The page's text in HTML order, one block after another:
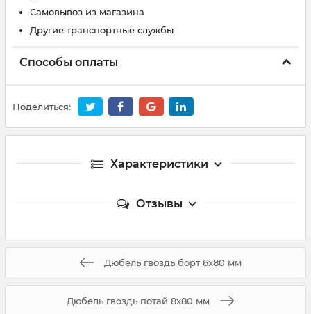
Самовывоз из магазина
Другие транспортные службы
Способы оплаты
Поделиться:
Характеристики
Отзывы
Дюбель гвоздь борт 6х80 мм
Дюбель гвоздь потай 8х80 мм